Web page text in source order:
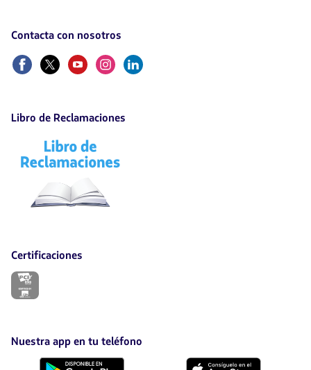
Contacta con nosotros
FacebookTwitterYoutubeInstagram
Linkedin
Libro de Reclamaciones
Certificaciones
El
nueva
pestaña.
Nuestra app en tu teléfono
Descárgala
Descárgala